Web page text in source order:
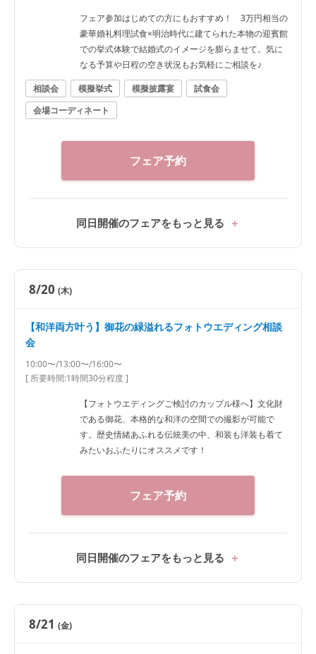
フェア参加はじめての方にもおすすめ！ 3万円相当の
豪華婚礼料理試食×明治時代に建てられた本物の迎賓館
での挙式体験で結婚式のイメージを膨らませて。気に
なる予算や日程の空き状況もお気軽にご相談を♪
相談会
模擬挙式 模擬披露宴
試食会
会場コーディネート
フェア予約
同日開催のフェアをもっと見る
8/20 (木)
【和洋両方叶う】御花の緑溢れるフォトウエディング相談
会
10:00〜/13:00〜/16:00〜
[ 所要時間:1時間30分程度]
【フォトウエディングご検討のカップル様へ】文化財
である御花、本格的な和洋の空間での撮影が可能で
す。歴史情緒あふれる伝統美の中、和装も洋装も着て
みたいおふたりにオススメです！
フェア予約
同日開催のフェアをもっと見る
8/21 (金)